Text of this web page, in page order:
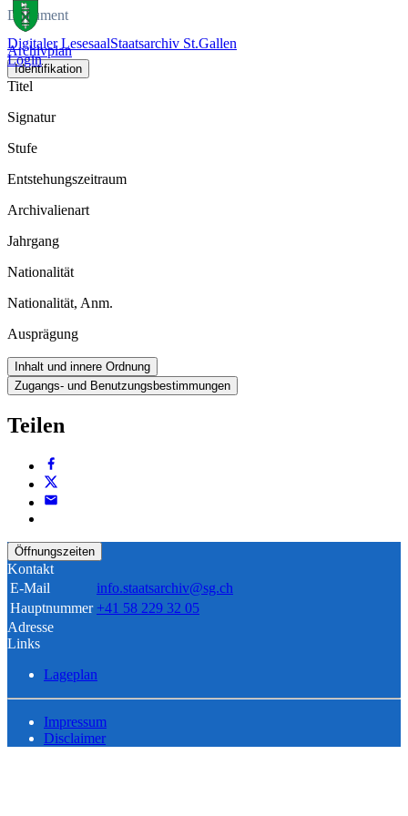
Digitaler LesesaalStaatsarchiv St.Gallen
Login
Dokument
Archivplan
Identifikation
Titel
Signatur
Stufe
Entstehungszeitraum
Archivalienart
Jahrgang
Nationalität
Nationalität, Anm.
Ausprägung
Inhalt und innere Ordnung
Zugangs- und Benutzungsbestimmungen
Teilen
Öffnungszeiten
Kontakt
E-Mail
info.staatsarchiv@sg.ch
Hauptnummer +41 58 229 32 05
Adresse
Links
Lageplan
Impressum
Disclaimer